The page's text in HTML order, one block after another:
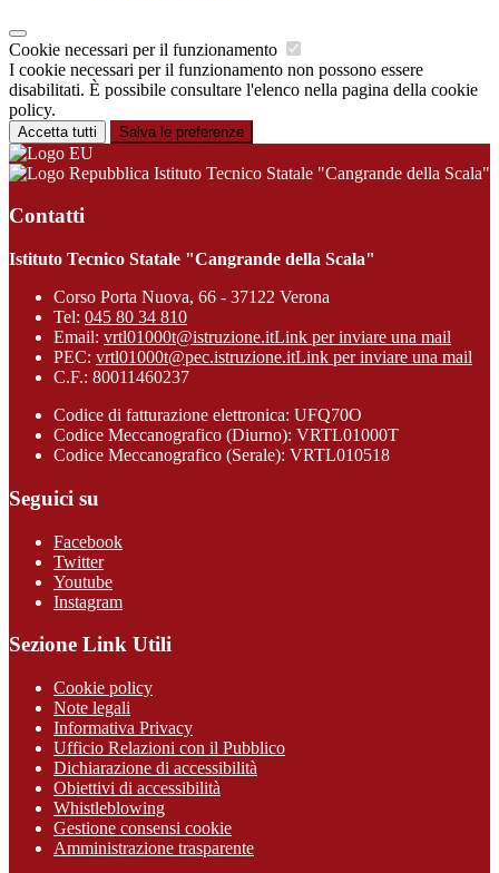
Cookie necessari per il funzionamento
I cookie necessari per il funzionamento non possono essere
disabilitati. È possibile consultare l'elenco nella pagina della cookie
policy.
Accetta tutti Salva le preferenze
Istituto Tecnico Statale "Cangrande della Scala"
Contatti
Istituto Tecnico Statale "Cangrande della Scala"
Corso Porta Nuova, 66 - 37122 Verona
Tel: 045 80 34 810
Email: vrtl01000t@istruzione.itLink per inviare una mail
PEC: vrtl01000t@pec.istruzione.itLink per inviare una mail
C.F.: 80011460237
Codice di fatturazione elettronica: UFQ70O
Codice Meccanografico (Diurno): VRTL01000T
Codice Meccanografico (Serale): VRTL010518
Seguici su
Facebook
Twitter
Youtube
Instagram
Sezione Link Utili
Cookie policy
Note legali
Informativa Privacy
Ufficio Relazioni con il Pubblico
Dichiarazione di accessibilità
Obiettivi di accessibilità
Whistleblowing
Gestione consensi cookie
Amministrazione trasparente